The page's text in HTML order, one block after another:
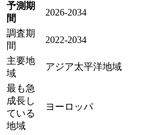
予測期
間
2026-2034
調査期
間
2022-2034
主要地
域
アジア太平洋地域
最も急
成長し
ている
地域
ヨーロッパ